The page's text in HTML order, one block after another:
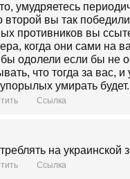
умудряетесь
второй вы так
противников вы
когда они сами на
бы одолели если бы не
что тогда за вас,
умирать будет.
Ссылка
на украинской
Ссылка